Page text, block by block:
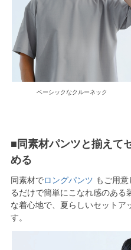
ベーシックなクルーネック
■同素材パンツと揃えて
める
同素材でロングパンツ もご用
るだけで簡単にこなれ感のある
な着心地で、夏らしいセットア
す。